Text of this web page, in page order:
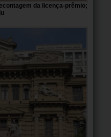
da licença-prêmio;